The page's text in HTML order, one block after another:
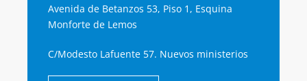
Avenida de Betanzos 53, Piso 1, Esquina
Monforte de Lemos
C/Modesto Lafuente 57. Nuevos ministerios